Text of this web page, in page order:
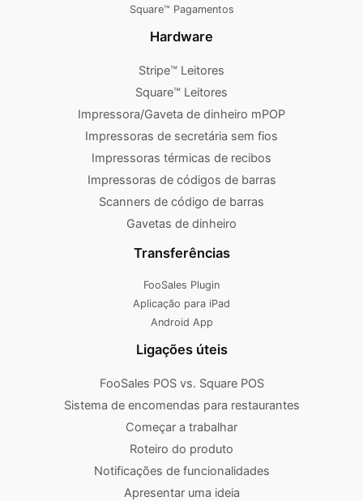
Square™ Pagamentos
Hardware
Stripe™ Leitores
Square™ Leitores
Impressora/Gaveta de dinheiro mPOP
Impressoras de secretária sem fios
Impressoras térmicas de recibos
Impressoras de códigos de barras
Scanners de código de barras
Gavetas de dinheiro
Transferências
FooSales Plugin
Aplicação para iPad
Android App
Ligações úteis
FooSales POS vs. Square POS
Sistema de encomendas para restaurantes
Começar a trabalhar
Roteiro do produto
Notificações de funcionalidades
Apresentar uma ideia